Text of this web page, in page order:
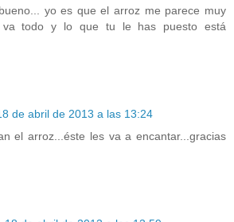
yo es que el arroz me parece muy
va todo y lo que tu le has puesto está
de abril de 2013 a las 13:24
el arroz...éste les va a encantar...gracias